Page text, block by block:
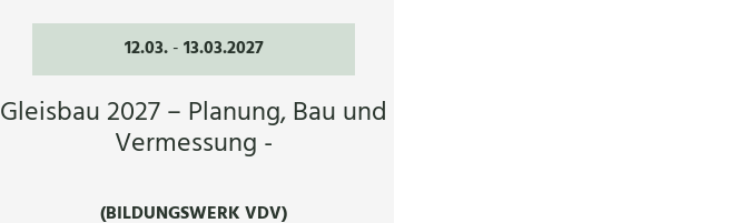
12.03. -13.03.2027
Gleisbau 2027 – Planung, Bau und
Vermessung -
(BILDUNGSWERK VDV)